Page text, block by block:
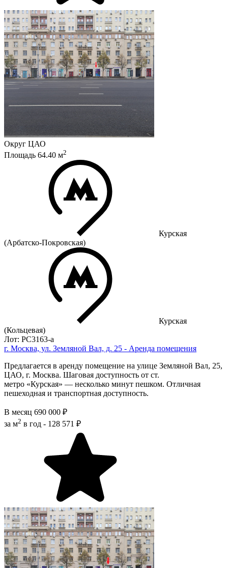
Округ ЦАО
Площадь 64.40 м2
Курская
(Арбатско-Покровская)
Курская
(Кольцевая)
Лот: РС3163-a
г. Москва, ул. Земляной Вал, д. 25 - Аренда помещения
Предлагается в аренду помещение на улице Земляной Вал, 25,
ЦАО, г. Москва. Шаговая доступность от ст.
метро «Курская» — несколько минут пешком. Отличная
пешеходная и транспортная доступность.
В месяц 690 000 ₽
за м2 в год - 128 571 ₽